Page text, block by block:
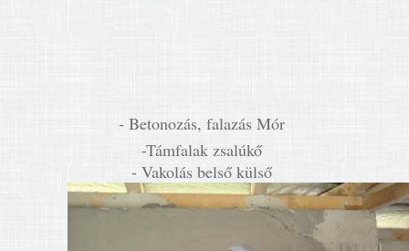
- Betonozás, falazás Mór
-Támfalak zsalúkő
- Vakolás belső külső